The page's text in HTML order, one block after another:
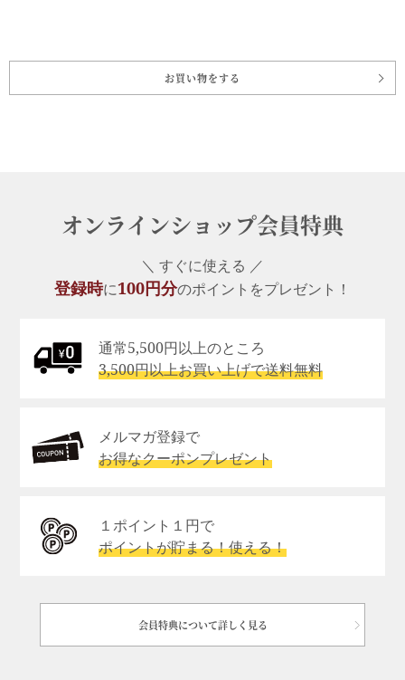
お買い物をする
オンラインショップ会員特典
＼ すぐに使える ／
登録時に100円分のポイントをプレゼント！
通常5,500円以上のところ
3,500円以上お買い上げで送料無料
メルマガ登録で
お得なクーポンプレゼント
１ポイント１円で
ポイントが貯まる！使える！
会員特典について詳しく見る